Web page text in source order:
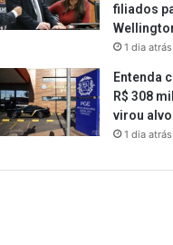
filiados
1 dia atrás
Entenda
R$ 308
virou alvo
1 dia atrás